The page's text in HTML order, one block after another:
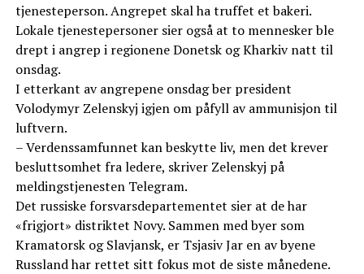
tjenesteperson. Angrepet skal ha truffet et bakeri.
Lokale tjenestepersoner sier også at to mennesker ble
drept i angrep i regionene Donetsk og Kharkiv natt til
onsdag.
I etterkant av angrepene onsdag ber president
Volodymyr Zelenskyj igjen om påfyll av ammunisjon til
luftvern.
– Verdenssamfunnet kan beskytte liv, men det krever
besluttsomhet fra ledere, skriver Zelenskyj på
meldingstjenesten Telegram.
Det russiske forsvarsdepartementet sier at de har
«frigjort» distriktet Novy. Sammen med byer som
Kramatorsk og Slavjansk, er Tsjasiv Jar en av byene
Russland har rettet sitt fokus mot de siste månedene.